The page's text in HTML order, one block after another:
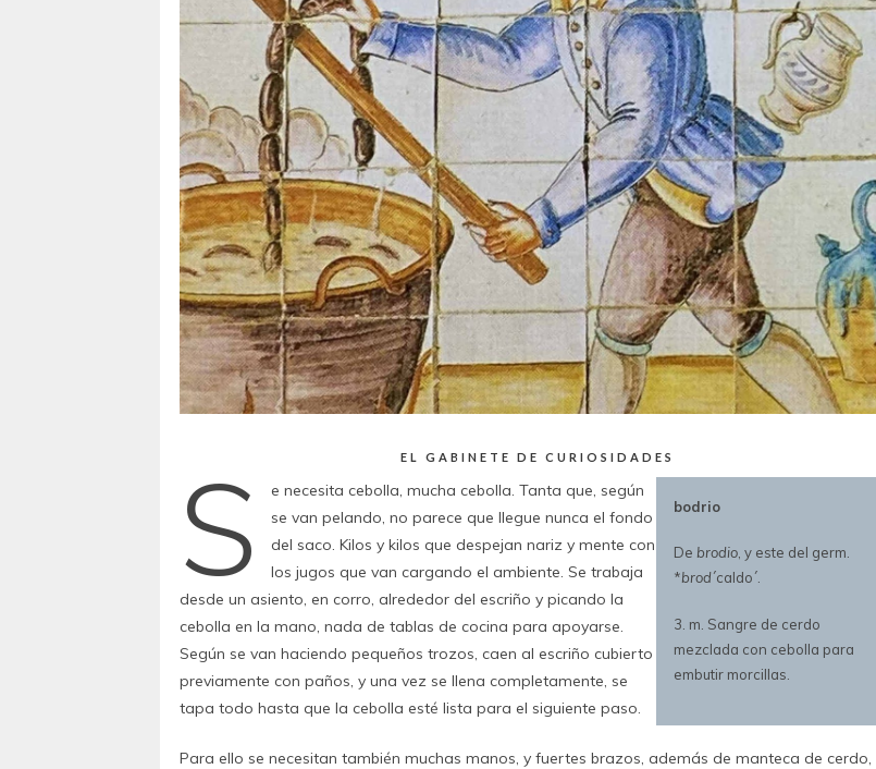
EL GABINETE DE CURIOSIDADES
S
e necesita cebolla, mucha cebolla. Tanta que, según
se van pelando, no parece que llegue nunca el fondo
del saco. Kilos y kilos que despejan nariz y mente con
los jugos que van cargando el ambiente. Se trabaja
desde un asiento, en corro, alrededor del escriño y picando la
cebolla en la mano, nada de tablas de cocina para apoyarse.
Según se van haciendo pequeños trozos, caen al escriño cubierto
previamente con paños, y una vez se llena completamente, se
tapa todo hasta que la cebolla esté lista para el siguiente paso.
bodrio
De brodio, y este del germ.
*brod´caldo´.
3. m. Sangre de cerdo
mezclada con cebolla para
embutir morcillas.
Para ello se necesitan también muchas manos, y fuertes brazos, además de manteca de cerdo,